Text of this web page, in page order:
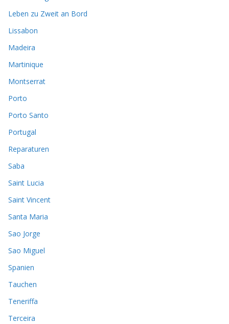
Leben zu Zweit an Bord
Lissabon
Madeira
Martinique
Montserrat
Porto
Porto Santo
Portugal
Reparaturen
Saba
Saint Lucia
Saint Vincent
Santa Maria
Sao Jorge
Sao Miguel
Spanien
Tauchen
Teneriffa
Terceira